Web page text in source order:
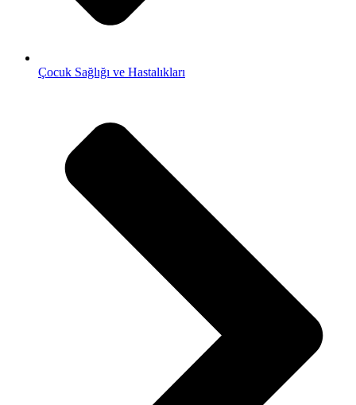
Çocuk Sağlığı ve Hastalıkları